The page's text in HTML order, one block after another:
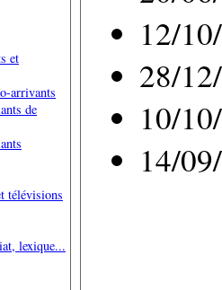
et
arrivants
de
télévisions
lexique...
12/
28/
10/
14/